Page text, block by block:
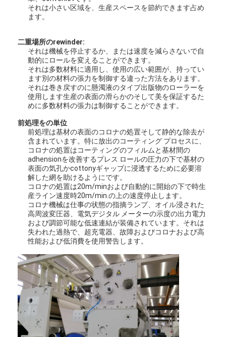
家
製品
私達について
工場旅行
品質管理
私達に連絡しなさい
ニュース
それは小さい区域を、生産スペースを節約できます占め
ます。
二重場所のrewinder:
それは機械を停止するか、または速度を減らさないで自
動的にロールを変えることができます。
それは多数材料に適用し、使用の広い範囲が、持ってい
ます別の材料の張力を制御する違った方法をあります。
それは巻き戻すのに懸濁液のタイプ出版物のローラーを
使用します生産の表面の滑らかのそして美を保証するた
めに多数材料の張力は制御することができます。
前処理をの単位
前処理は基材の表面のコロナの処置そして静的な除去が
含まれています。特に放出のコーティング プロセスに、
コロナの処置はコーティングのフィルムと基材間の
adhensionを改善するプレス ロールの圧力の下で基材の
表面の気孔かcottonyギャップに浸透するために必要溶
解した網を助けるようにです。
コロナの処置は20m/minおよび自動的に開始の下で時生
産ライン速度時20m/min.の上の速度停止します。
コロナ機械は仕事の状態の指摘ランプ、オイル浸された
高周波変圧器、電気デジタル メーターの示度の出力電力
および調節可能な低速連結が装備されています。それは
失われた過熱で、超充電器、故障およびコロナおよび高
性能および低消費を使用警告します。